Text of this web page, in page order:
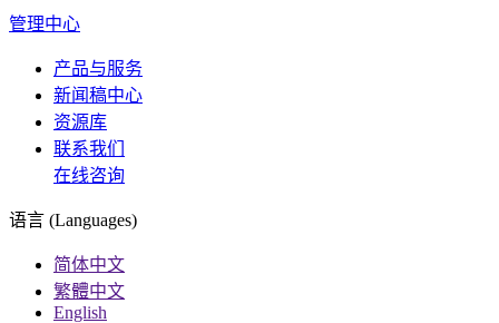
管理中心
产品与服务
新闻稿中心
资源库
联系我们
在线咨询
语言 (Languages)
简体中文
繁體中文
English